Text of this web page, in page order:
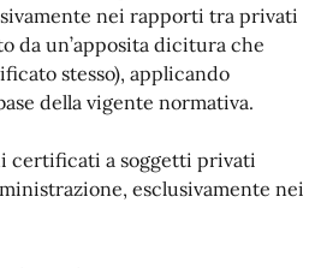
nei rapporti tra privati
da un’apposita dicitura che
stesso), applicando
della vigente normativa.
certificati a soggetti privati
esclusivamente nei